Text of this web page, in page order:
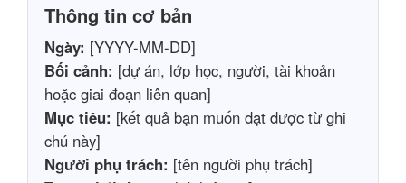
Thông tin cơ bản
Ngày: [YYYY-MM-DD]
Bối cảnh: [dự án, lớp học, người, tài khoản
hoặc giai đoạn liên quan]
Mục tiêu: [kết quả bạn muốn đạt được từ ghi
chú này]
Người phụ trách: [tên người phụ trách]